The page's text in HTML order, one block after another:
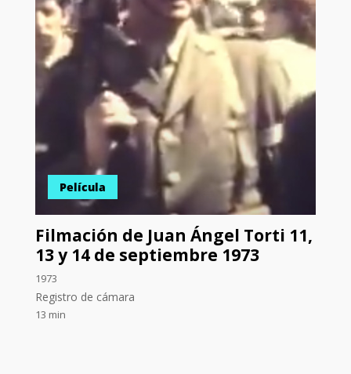
Película
Filmación de Juan Ángel Torti 11,
13 y 14 de septiembre 1973
1973
Registro de cámara
13 min